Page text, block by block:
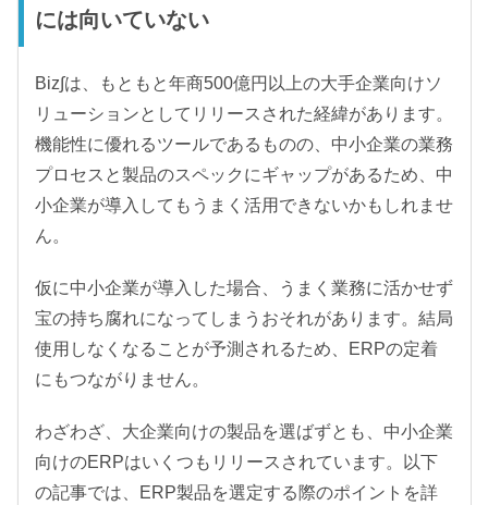
には向いていない
Biz∫は、もともと年商500億円以上の大手企業向けソ
リューションとしてリリースされた経緯があります。
機能性に優れるツールであるものの、中小企業の業務
プロセスと製品のスペックにギャップがあるため、中
小企業が導入してもうまく活用できないかもしれませ
ん。
仮に中小企業が導入した場合、うまく業務に活かせず
宝の持ち腐れになってしまうおそれがあります。結局
使用しなくなることが予測されるため、ERPの定着
にもつながりません。
わざわざ、大企業向けの製品を選ばずとも、中小企業
向けのERPはいくつもリリースされています。以下
の記事では、ERP製品を選定する際のポイントを詳